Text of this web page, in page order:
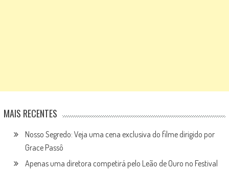
MAIS RECENTES
Nosso Segredo: Veja uma cena exclusiva do filme dirigido por
Grace Passô
Apenas uma diretora competirá pelo Leão de Ouro no Festival